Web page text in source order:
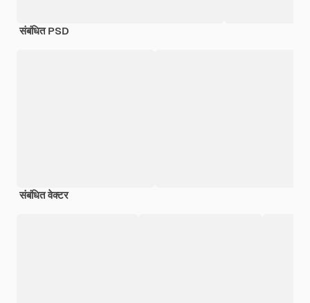
संबंधित PSD
संबंधित वेक्टर